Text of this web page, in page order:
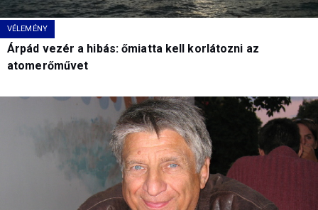
VÉLEMÉNY
Árpád vezér a hibás: őmiatta kell korlátozni az
atomerőművet